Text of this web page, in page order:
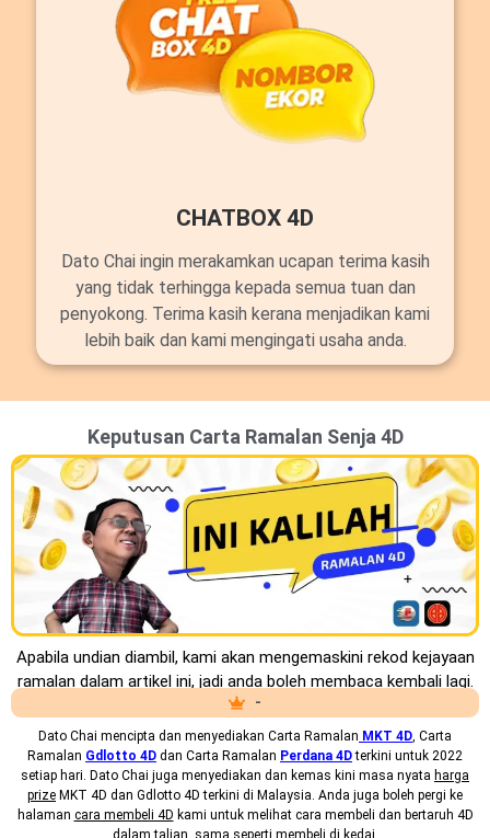
CHATBOX 4D
Dato Chai ingin merakamkan ucapan terima kasih
yang tidak terhingga kepada semua tuan dan
penyokong. Terima kasih kerana menjadikan kami
lebih baik dan kami mengingati usaha anda.
Keputusan Carta Ramalan Senja 4D
Apabila undian diambil, kami akan mengemaskini rekod kejayaan
ramalan dalam artikel ini, jadi anda boleh membaca kembali lagi.
-
Dato Chai mencipta dan menyediakan Carta Ramalan MKT 4D , Carta
Ramalan Gdlotto 4D dan Carta Ramalan Perdana 4Dterkini untuk 2022
setiap hari. Dato Chai juga menyediakan dan kemas kini masa nyata harga
prize MKT 4D dan Gdlotto 4D terkini di Malaysia. Anda juga boleh pergi ke
halaman cara membeli 4D kami untuk melihat cara membeli dan bertaruh 4D
dalam talian, sama seperti membeli di kedai.